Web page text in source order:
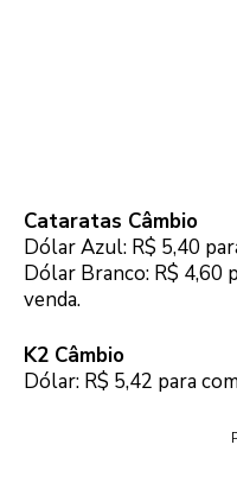
Cataratas Câmbio
Dólar Azul: R$ 5,40
Dólar Branco: R$ 4,60
venda.
K2 Câmbio
Dólar: R$ 5,42 para